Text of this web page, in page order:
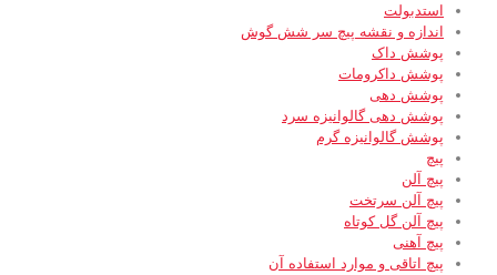
استدبولت
اندازه و نقشه پیچ سر شش گوش
پوشش داک
پوشش داکرومات
پوشش دهی
پوشش دهی گالوانیزه سرد
پوشش گالوانیزه گرم
پیچ
پیچ آلن
پیچ آلن سرتخت
پیچ آلن گل کوتاه
پیچ آهنی
پیچ اتاقی و موارد استفاده آن